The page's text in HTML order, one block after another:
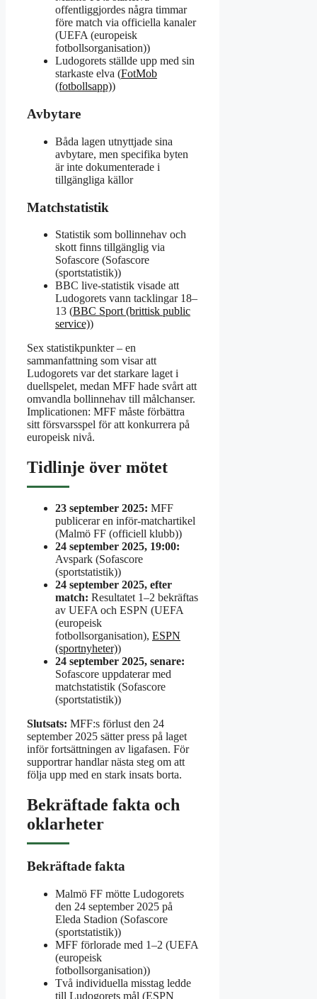
offentliggjordes några timmar
före match via officiella kanaler
(UEFA (europeisk
fotbollsorganisation))
Ludogorets ställde upp med sin
starkaste elva (FotMob
(fotbollsapp))
Avbytare
Båda lagen utnyttjade sina
avbytare, men specifika byten
är inte dokumenterade i
tillgängliga källor
Matchstatistik
Statistik som bollinnehav och
skott finns tillgänglig via
Sofascore (Sofascore
(sportstatistik))
BBC live-statistik visade att
Ludogorets vann tacklingar 18–
13 (BBC Sport (brittisk public
service))
Sex statistikpunkter – en
sammanfattning som visar att
Ludogorets var det starkare laget i
duellspelet, medan MFF hade svårt att
omvandla bollinnehav till målchanser.
Implicationen: MFF måste förbättra
sitt försvarsspel för att konkurrera på
europeisk nivå.
Tidlinje över mötet
23 september 2025: MFF
publicerar en inför-matchartikel
(Malmö FF (officiell klubb))
24 september 2025, 19:00:
Avspark (Sofascore
(sportstatistik))
24 september 2025, efter
match: Resultatet 1–2 bekräftas
av UEFA och ESPN (UEFA
(europeisk
fotbollsorganisation), ESPN
(sportnyheter))
24 september 2025, senare:
Sofascore uppdaterar med
matchstatistik (Sofascore
(sportstatistik))
Slutsats: MFF:s förlust den 24
september 2025 sätter press på laget
inför fortsättningen av ligafasen. För
supportrar handlar nästa steg om att
följa upp med en stark insats borta.
Bekräftade fakta och
oklarheter
Bekräftade fakta
Malmö FF mötte Ludogorets
den 24 september 2025 på
Eleda Stadion (Sofascore
(sportstatistik))
MFF förlorade med 1–2 (UEFA
(europeisk
fotbollsorganisation))
Två individuella misstag ledde
till Ludogorets mål (ESPN